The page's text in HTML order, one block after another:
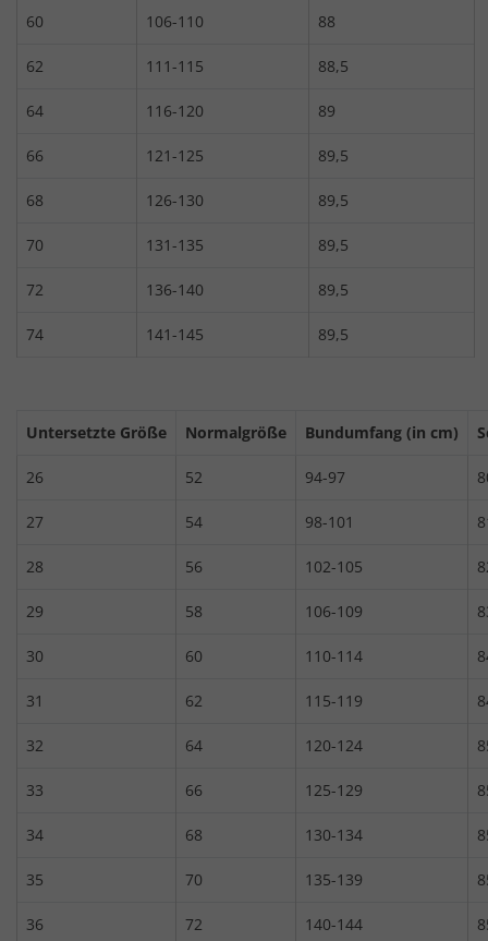
60 106-110 88
62 111-115 88,5
64 116-120 89
66 121-125 89,5
68 126-130 89,5
70 131-135 89,5
72 136-140 89,5
74 141-145 89,5
Untersetzte Größe Normalgröße Bundumfang (in cm)
26 52 94-97
27 54 98-101
28 56 102-105
29 58 106-109
30 60 110-114
31 62 115-119
32 64 120-124
33 66 125-129
34 68 130-134
35 70 135-139
36 72 140-144